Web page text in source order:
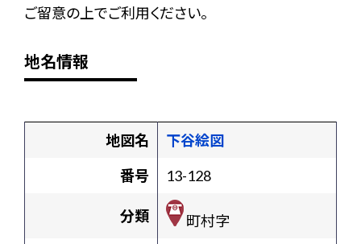
ご留意の上でご利用ください。
地名情報
地図名
下谷絵図
番号
13-128
分類
町村字